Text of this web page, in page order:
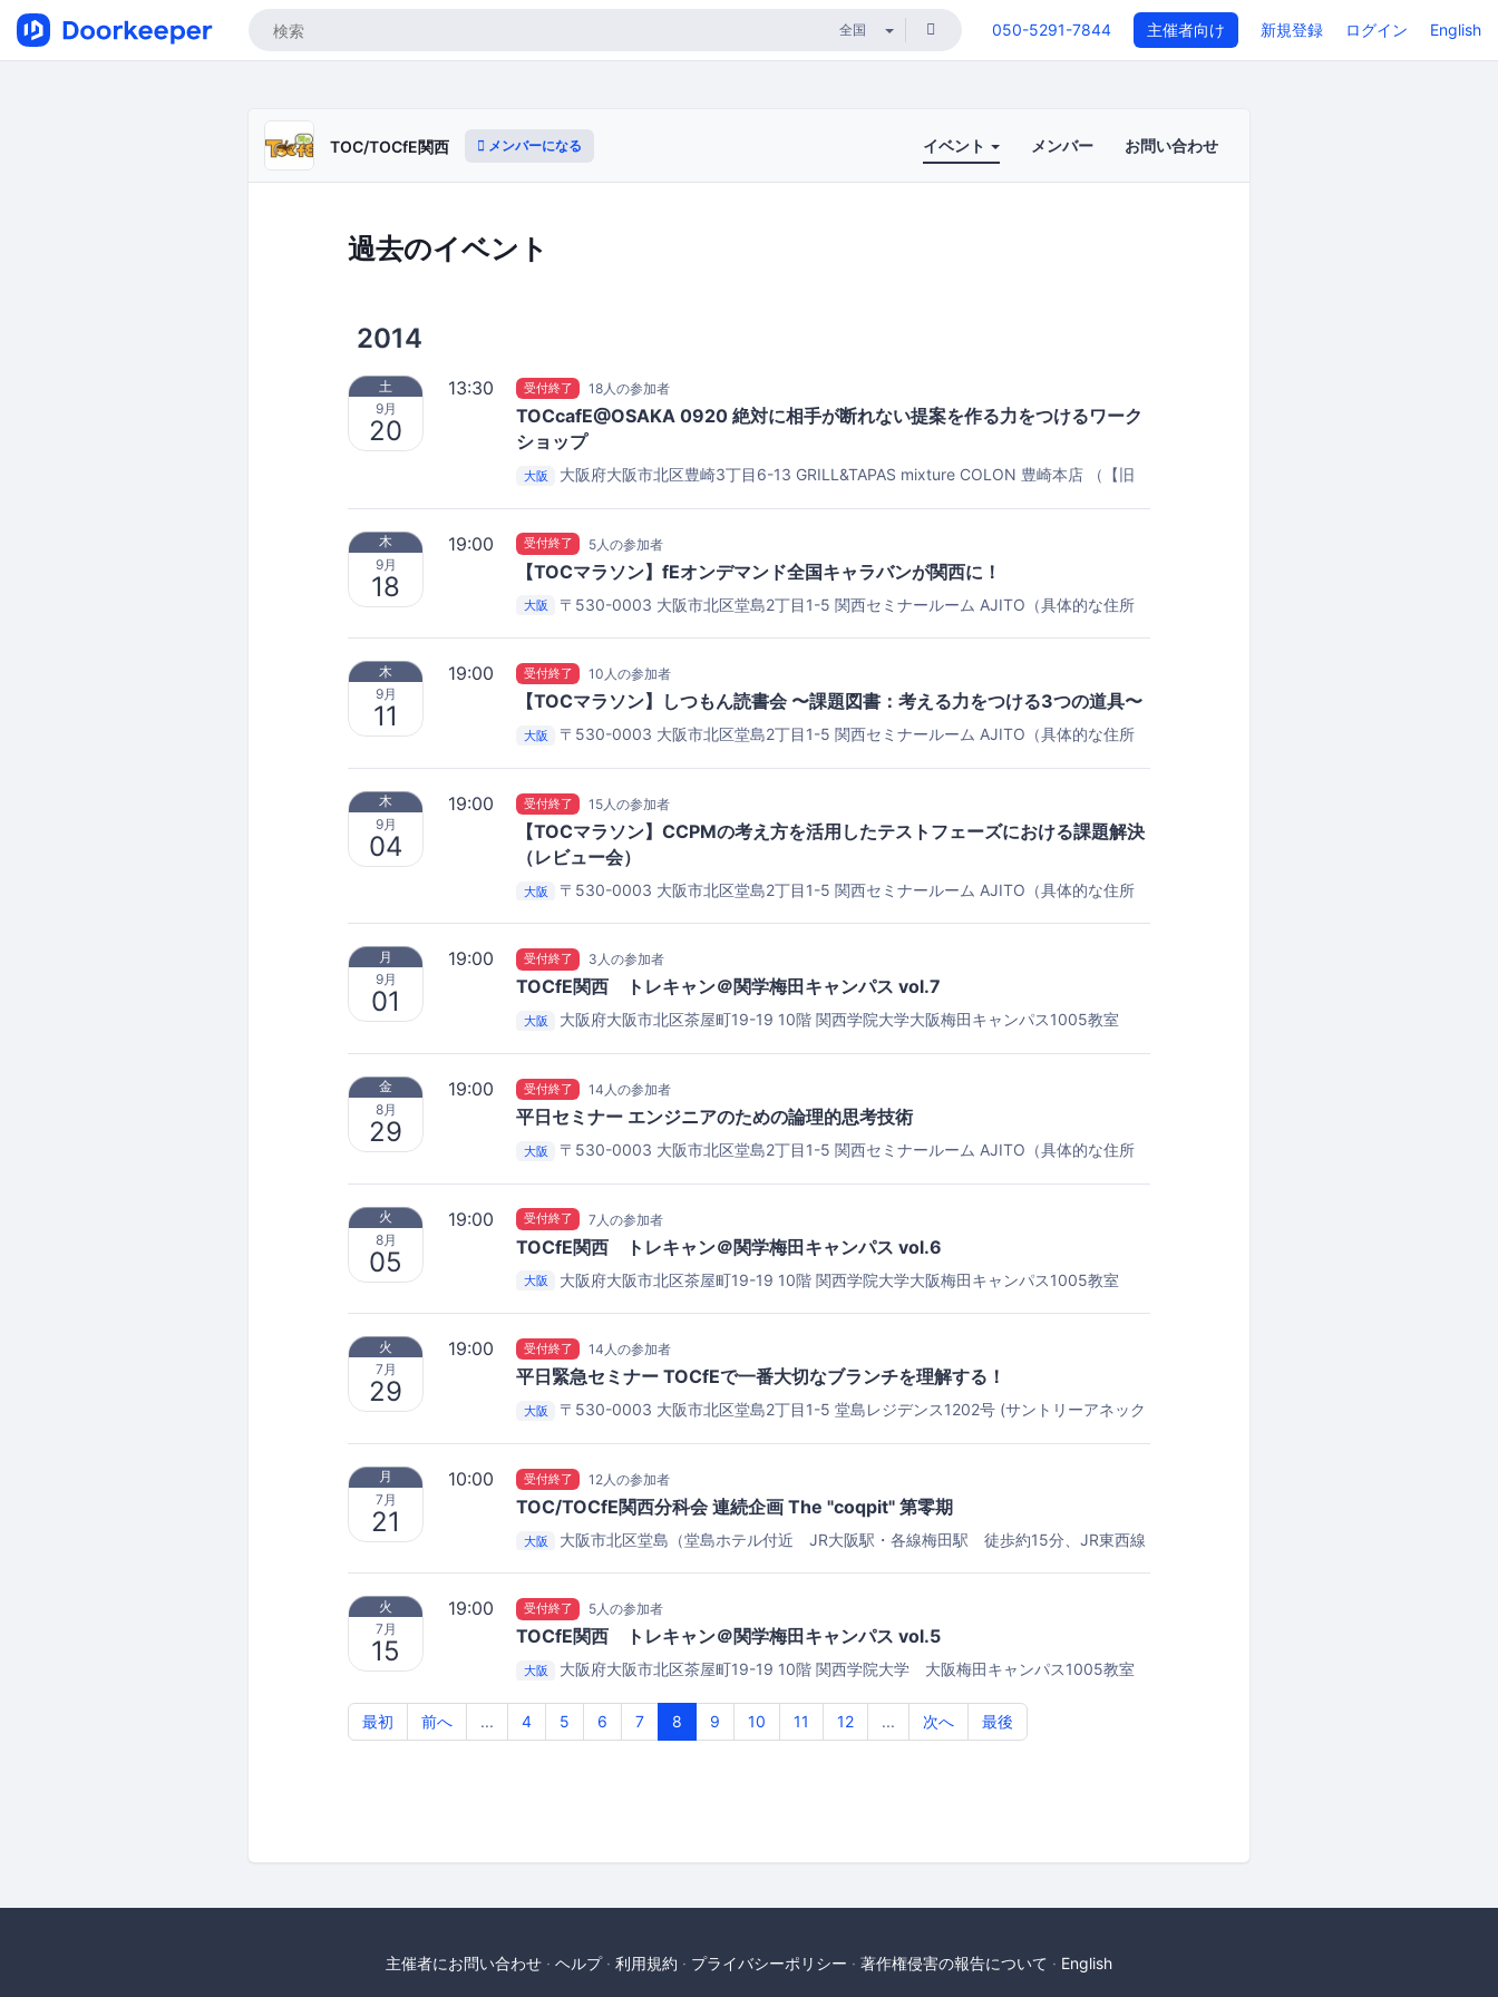
050-5291-7844 主催者向け 新規登録 ログイン English
TOC/TOCfE関西 メンバーになる イベント メンバー お問い合わせ
過去のイベント
2014
土
9月
20
13:30 受付終了 18人の参加者
TOCcafE@OSAKA 0920 絶対に相手が断れない提案を作る力をつけるワーク
ショップ
大阪 大阪府大阪市北区豊崎3丁目6-13 GRILL&TAPAS mixture COLON 豊崎本店 （【旧
木
9月
18
19:00 受付終了 5人の参加者
【TOCマラソン】fEオンデマンド全国キャラバンが関西に！
大阪 〒530-0003 大阪市北区堂島2丁目1-5 関西セミナールーム AJITO（具体的な住所
木
9月
11
19:00 受付終了 10人の参加者
【TOCマラソン】しつもん読書会 〜課題図書：考える力をつける3つの道具〜
大阪 〒530-0003 大阪市北区堂島2丁目1-5 関西セミナールーム AJITO（具体的な住所
木
9月
04
19:00 受付終了 15人の参加者
【TOCマラソン】CCPMの考え方を活用したテストフェーズにおける課題解決
（レビュー会）
大阪 〒530-0003 大阪市北区堂島2丁目1-5 関西セミナールーム AJITO（具体的な住所
月
9月
01
19:00 受付終了 3人の参加者
TOCfE関西 トレキャン＠関学梅田キャンパス vol.7
大阪 大阪府大阪市北区茶屋町19-19 10階 関西学院大学大阪梅田キャンパス1005教室
金
8月
29
19:00 受付終了 14人の参加者
平日セミナー エンジニアのための論理的思考技術
大阪 〒530-0003 大阪市北区堂島2丁目1-5 関西セミナールーム AJITO（具体的な住所
火
8月
05
19:00 受付終了 7人の参加者
TOCfE関西 トレキャン＠関学梅田キャンパス vol.6
大阪 大阪府大阪市北区茶屋町19-19 10階 関西学院大学大阪梅田キャンパス1005教室
火
7月
29
19:00 受付終了 14人の参加者
平日緊急セミナー TOCfEで一番大切なブランチを理解する！
大阪
〒530-0003 大阪市北区堂島2丁目1-5 堂島レジデンス1202号 (サントリーアネック
月
7月
21
10:00 受付終了 12人の参加者
TOC/TOCfE関西分科会 連続企画 The "coqpit" 第零期
大阪
大阪市北区堂島（堂島ホテル付近 JR大阪駅・各線梅田駅 徒歩約15分、JR東西線
火
7月
15
19:00 受付終了 5人の参加者
TOCfE関西 トレキャン＠関学梅田キャンパス vol.5
大阪 大阪府大阪市北区茶屋町19-19 10階 関西学院大学 大阪梅田キャンパス1005教室
最初 前へ ... 4 5 6 7 8 9 10 11 12 ... 次へ 最後
主催者にお問い合わせ ヘルプ 利用規約 プライバシーポリシー 著作権侵害の報告について English